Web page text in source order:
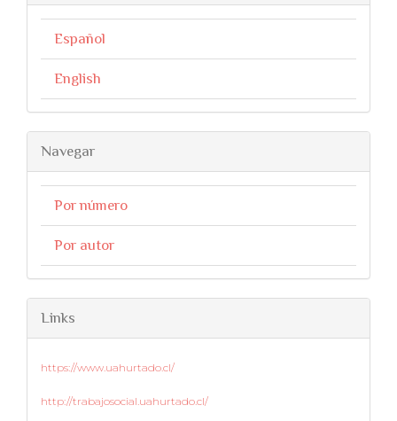
Español
English
Navegar
Por número
Por autor
Links
https://www.uahurtado.cl/
http://trabajosocial.uahurtado.cl/